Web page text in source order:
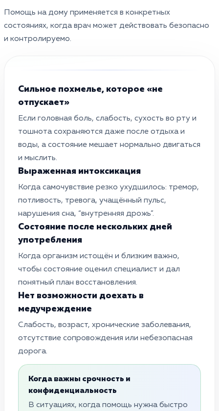
Помощь на дому применяется в конкретных
состояниях, когда врач может действовать безопасно
и контролируемо.
Сильное похмелье, которое «не
отпускает»
Если головная боль, слабость, сухость во рту и
тошнота сохраняются даже после отдыха и
воды, а состояние мешает нормально двигаться
и мыслить.
Выраженная интоксикация
Когда самочувствие резко ухудшилось: тремор,
потливость, тревога, учащённый пульс,
нарушения сна, “внутренняя дрожь”.
Состояние после нескольких дней
употребления
Когда организм истощён и близким важно,
чтобы состояние оценил специалист и дал
понятный план восстановления.
Нет возможности доехать в
медучреждение
Слабость, возраст, хронические заболевания,
отсутствие сопровождения или небезопасная
дорога.
Когда важны срочность и
конфиденциальность
В ситуациях, когда помощь нужна быстро